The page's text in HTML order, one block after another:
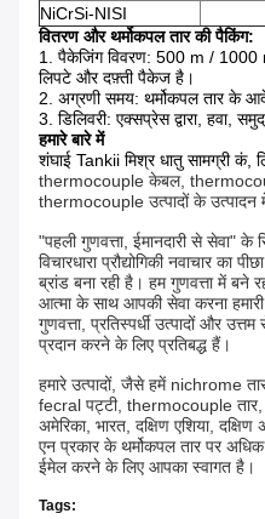
NiCrSi-NISI
वितरण और थर्मोकपल तार की पैकिंग:
1. पैकेजिंग विवरण: 500 m / 1000
लिपटे और दफ़्ती पैकेज है।
2. अग्रणी समय: थर्मोकपल तार के
3. डिलिवरी: एक्सप्रेस द्वारा, हवा,
हमारे बारे में
शंघाई Tankii मिश्र धातु सामग्री कं,
thermocouple केबल,
thermocouple उत्पादों के उत्पादन
"पहली गुणवत्ता, ईमानदारी से सेवा" के
विचारधारा प्रौद्योगिकी नवाचार का
ब्रांड बना रही है। हम गुणवत्ता में बने
आत्मा के साथ आपकी सेवा करना हमारी
गुणवत्ता, प्रतिस्पर्धी उत्पादों और
प्रदान करने के लिए प्रतिबद्ध हैं।
हमारे उत्पादों, जैसे हमें nichrome
fecral पट्टी, thermocouple तार,
अमेरिका, भारत, दक्षिण एशिया, दक्षिण
एन प्रकार के थर्मोकपल तार पर
ईमेल करने के लिए आपका स्वागत है।
Tags: